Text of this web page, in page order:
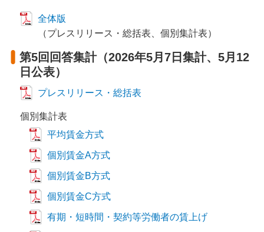
全体版
（プレスリリース・総括表、個別集計表）
第5回回答集計（2026年5月7日集計、5月12
日公表）
プレスリリース・総括表
個別集計表
平均賃金方式
個別賃金A方式
個別賃金B方式
個別賃金C方式
有期・短時間・契約等労働者の賃上げ